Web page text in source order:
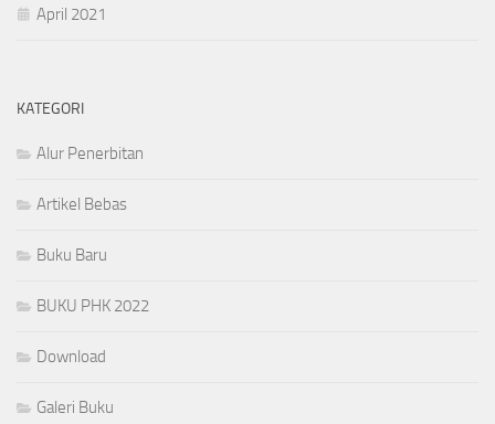
April 2021
KATEGORI
Alur Penerbitan
Artikel Bebas
Buku Baru
BUKU PHK 2022
Download
Galeri Buku